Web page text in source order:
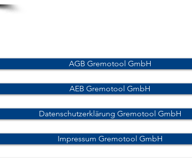
AGB Gremotool GmbH
AEB Gremotool GmbH
Datenschutzerklärung Gremotool GmbH
Impressum Gremotool GmbH